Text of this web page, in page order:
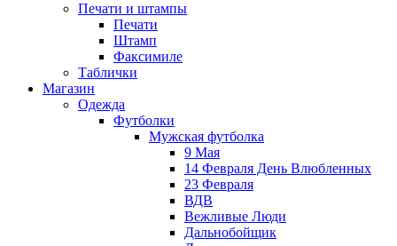
Печати и штампы
Печати
Штамп
Факсимиле
Таблички
Магазин
Одежда
Футболки
Мужская футболка
9 Мая
14 Февраля День Влюбленных
23 Февраля
ВДВ
Вежливые Люди
Дальнобойщик